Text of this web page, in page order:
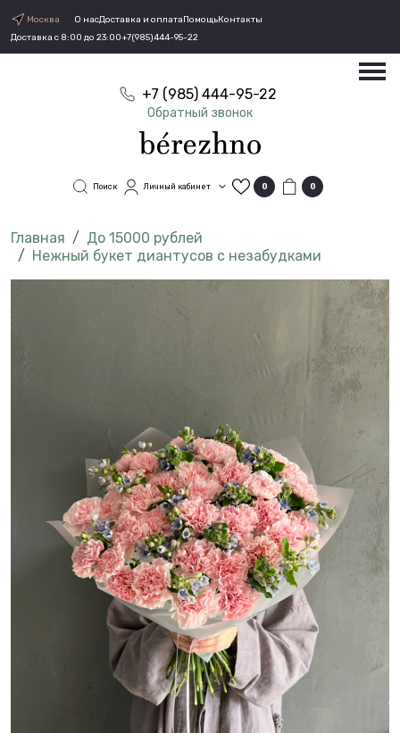
Москва О насДоставка и оплатаПомощьКонтакты
Доставка с 8:00 до 23:00+7(985)444-95-22
+7 (985) 444-95-22
Обратный звонок
Поиск Личный кабинет 0 0
До 15000 рублей
Нежный букет диантусов с незабудками